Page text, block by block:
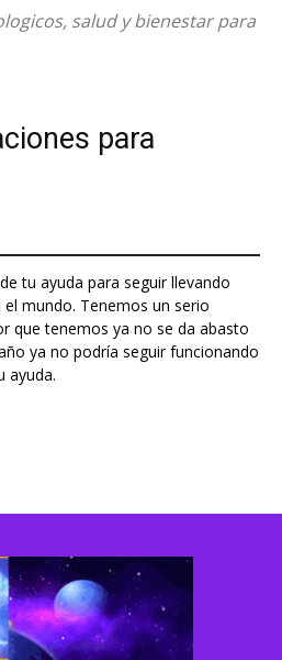
salud y bienestar para
para
tu ayuda para seguir llevando
mundo. Tenemos un serio
que tenemos ya no se da abasto
ya no podría seguir funcionando
ayuda.